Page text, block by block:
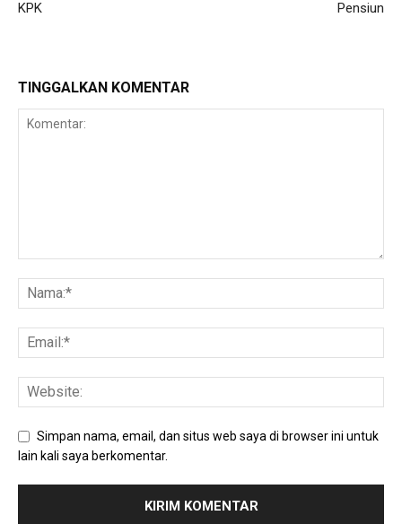
KPK Pensiun
TINGGALKAN KOMENTAR
Simpan nama, email, dan situs web saya di browser ini untuk
lain kali saya berkomentar.